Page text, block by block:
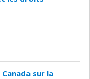
sur la